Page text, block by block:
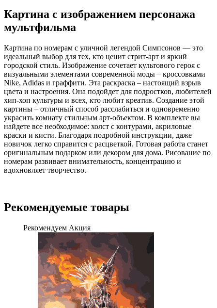
Картина с изображением персонажа
мультфильма
Картина по номерам с уличной легендой Симпсонов — это
идеальный выбор для тех, кто ценит стрит-арт и яркий
городской стиль. Изображение сочетает культового героя с
визуальными элементами современной моды – кроссовками
Nike, Adidas и граффити. Эта раскраска – настоящий взрыв
цвета и настроения. Она подойдет для подростков, любителей
хип-хоп культуры и всех, кто любит креатив. Создание этой
картины – отличный способ расслабиться и одновременно
украсить комнату стильным арт-объектом. В комплекте вы
найдете все необходимое: холст с контурами, акриловые
краски и кисти. Благодаря подробной инструкции, даже
новичок легко справится с расцветкой. Готовая работа станет
оригинальным подарком или декором для дома. Рисование по
номерам развивает внимательность, концентрацию и
вдохновляет творчество.
Рекомендуемые товары
Рекомендуем Акция